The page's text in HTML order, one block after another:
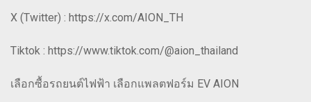
X (Twitter) : https://x.com/AION_TH
Tiktok : https://www.tiktok.com/@aion_thailand
เลือกซื้อรถยนต์ไฟฟ้า เลือกแพลตฟอร์ม EV AION